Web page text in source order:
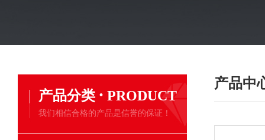
产品分类 · PRODUCT
我们相信合格的产品是信誉的保证！
产品中